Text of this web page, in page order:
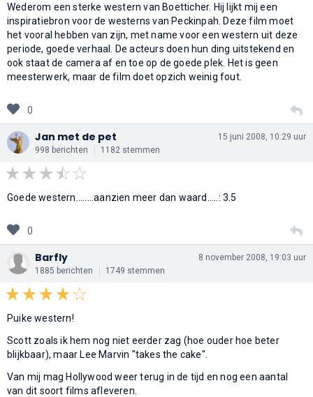
Wederom een sterke western van Boetticher. Hij lijkt mij een
inspiratiebron voor de westerns van Peckinpah. Deze film moet
het vooral hebben van zijn, met name voor een western uit deze
periode, goede verhaal. De acteurs doen hun ding uitstekend en
ook staat de camera af en toe op de goede plek. Het is geen
meesterwerk, maar de film doet opzich weinig fout.
0
Jan met de pet
998 berichten 1182 stemmen
15 juni 2008, 10:29 uur
Goede western........aanzien meer dan waard.....: 3.5
0
Barfly
1885 berichten 1749 stemmen
8 november 2008, 19:03 uur
Puike western!
Scott zoals ik hem nog niet eerder zag (hoe ouder hoe beter
blijkbaar), maar Lee Marvin "takes the cake".
Van mij mag Hollywood weer terug in de tijd en nog een aantal
van dit soort films afleveren.